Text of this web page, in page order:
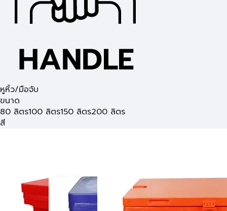
หูหิ้ว/มือจับ
ขนาด
80 ลิตร100 ลิตร150 ลิตร200 ลิตร
สี